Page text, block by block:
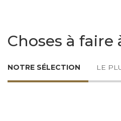
Choses à faire
NOTRE SÉLECTION LE